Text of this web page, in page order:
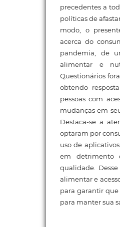
precedentes a
políticas de
modo, o
acerca do
pandemia, de
alimentar e
Questionários
obtendo
pessoas com
mudanças em
Destaca-se a
optaram por
uso de
em detrimento
qualidade.
alimentar e
para garantir que
para manter sua